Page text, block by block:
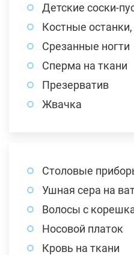
Детские соски-
Костные
Срезанные ногти
Сперма на ткани
Презерватив
Жвачка
Столовые
Ушная сера на
Волосы с
Носовой платок
Кровь на ткани